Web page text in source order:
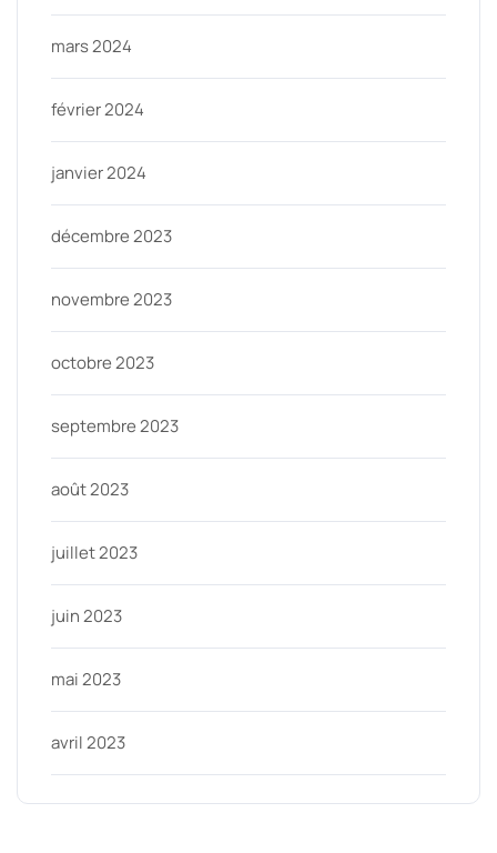
mars 2024
février 2024
janvier 2024
décembre 2023
novembre 2023
octobre 2023
septembre 2023
août 2023
juillet 2023
juin 2023
mai 2023
avril 2023